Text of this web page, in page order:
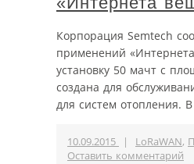
Корпорация Semtech
применений
установку 50 мачт с
создана для
для систем отопления.
10.09.2015 | LoRaWAN,
Оставить комментарий